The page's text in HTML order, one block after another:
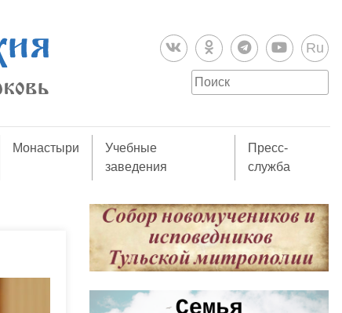
Ru
Монастыри
Учебные
заведения
Пресс-
служба